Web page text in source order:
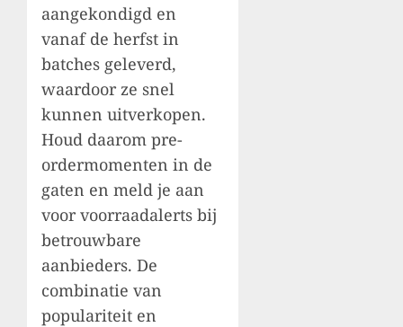
aangekondigd en
vanaf de herfst in
batches geleverd,
waardoor ze snel
kunnen uitverkopen.
Houd daarom pre-
ordermomenten in de
gaten en meld je aan
voor voorraadalerts bij
betrouwbare
aanbieders. De
combinatie van
populariteit en